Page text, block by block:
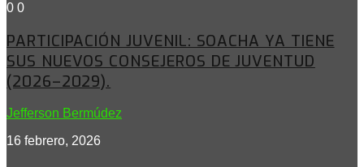
0 0
PARTICIPACIÓN JUVENIL: SOACHA YA TIENE
SUS NUEVOS CONSEJEROS DE JUVENTUD
(2026–2029).
Jefferson Bermúdez
16 febrero, 2026